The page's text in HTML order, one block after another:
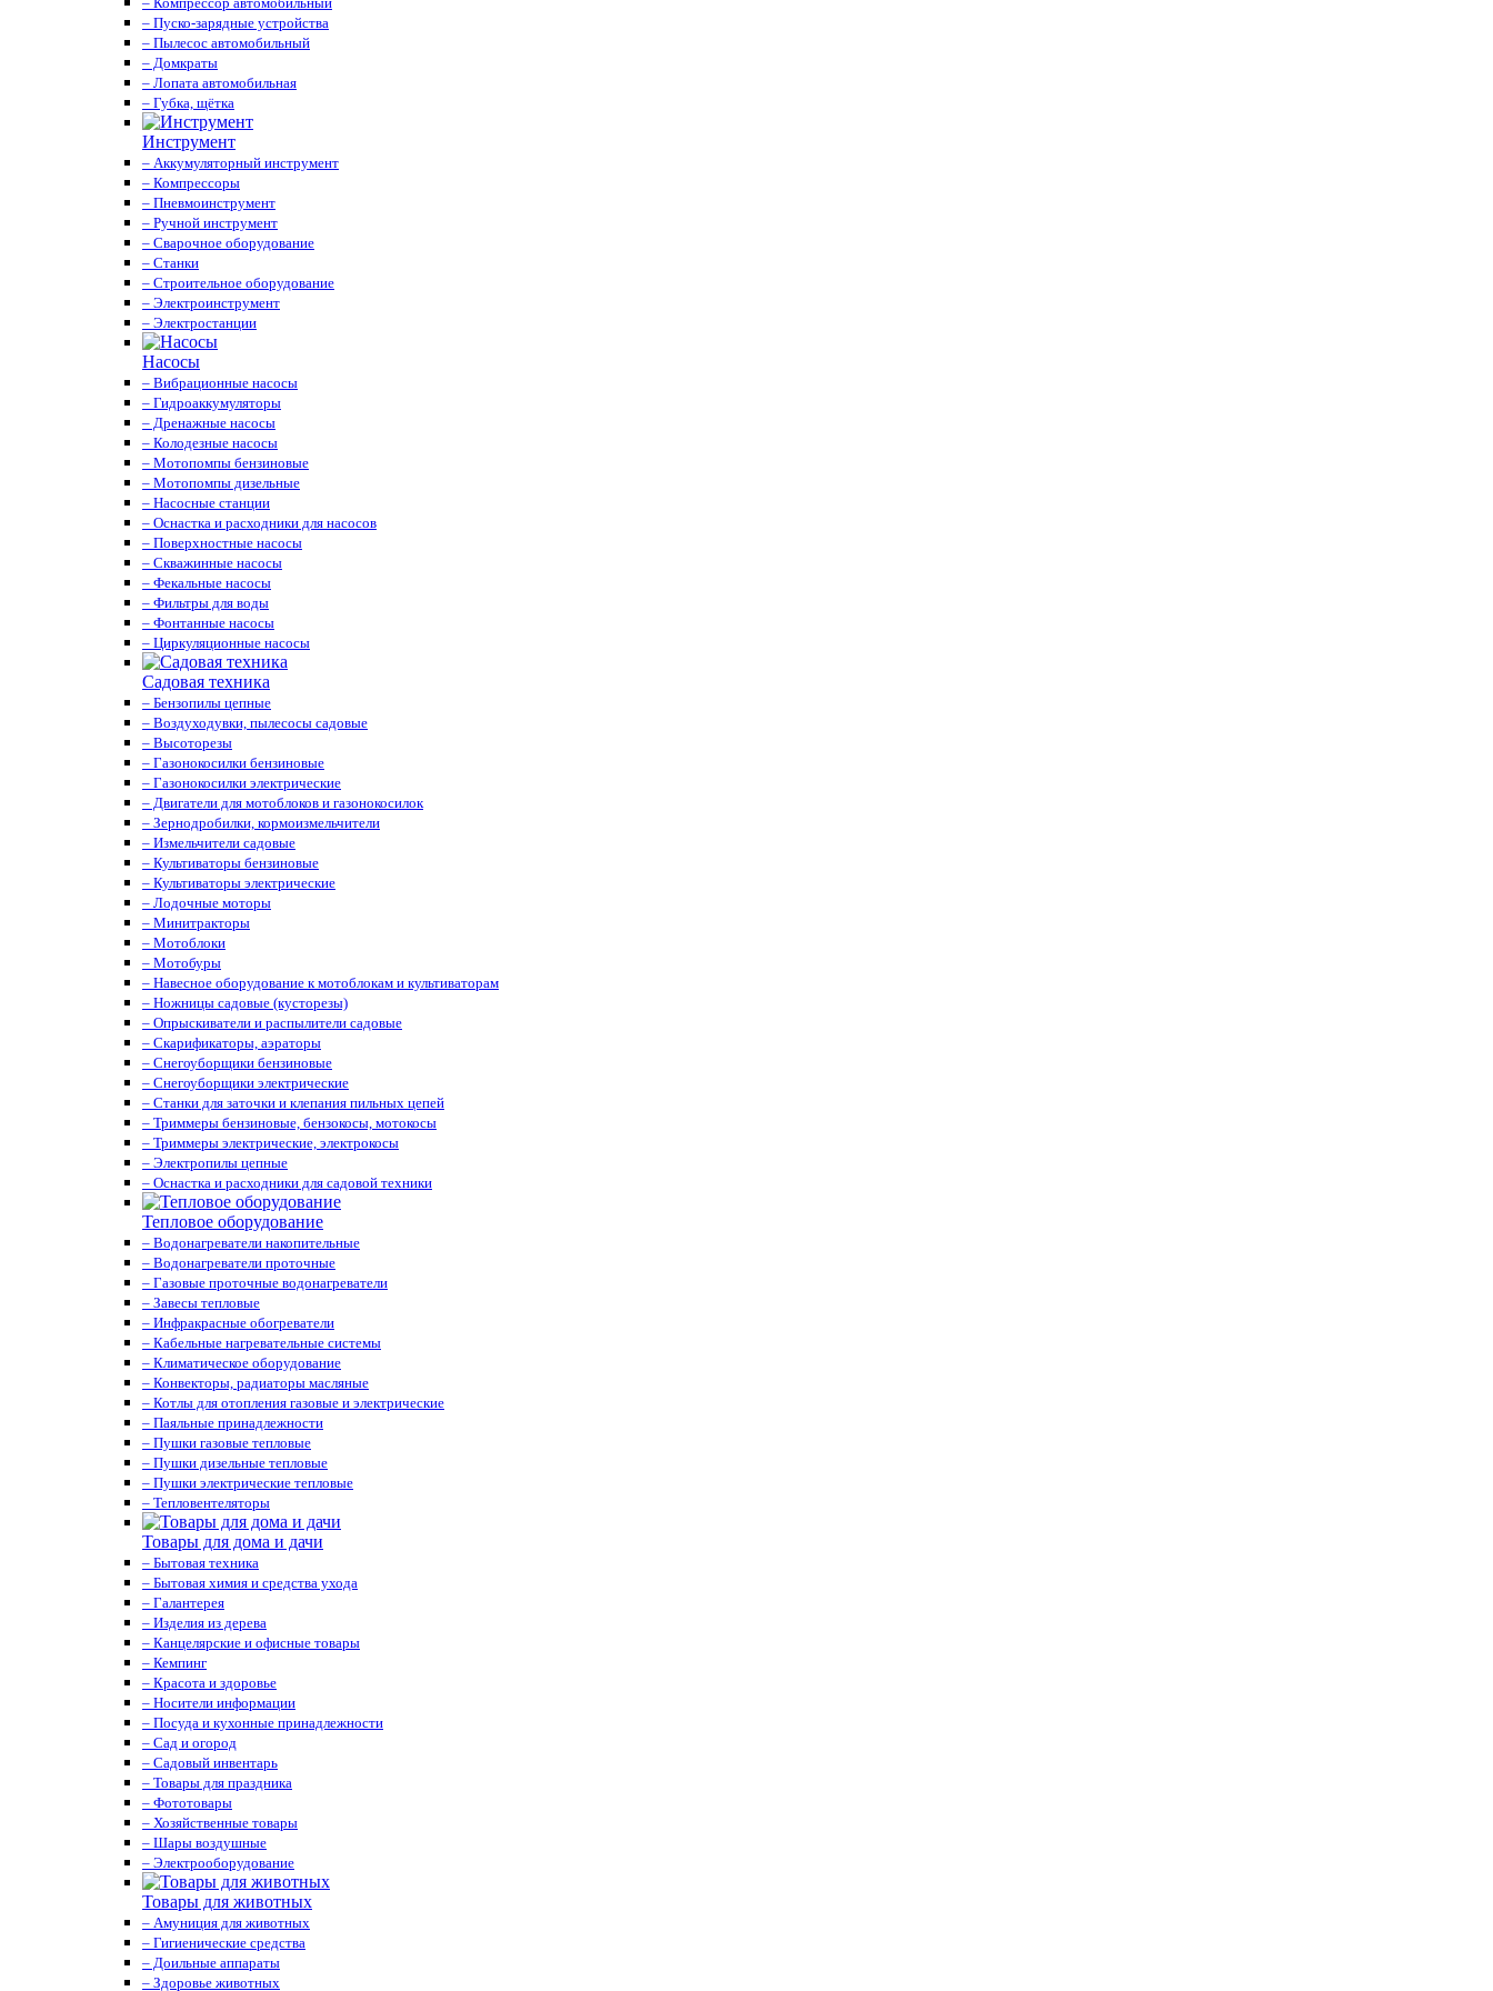
– Пуско-зарядные устройства
– Пылесос автомобильный
– Домкраты
– Лопата автомобильная
– Губка, щётка
Инструмент
– Аккумуляторный инструмент
– Компрессоры
– Пневмоинструмент
– Ручной инструмент
– Сварочное оборудование
– Станки
– Строительное оборудование
– Электроинструмент
– Электростанции
Насосы
– Вибрационные насосы
– Гидроаккумуляторы
– Дренажные насосы
– Колодезные насосы
– Мотопомпы бензиновые
– Мотопомпы дизельные
– Насосные станции
– Оснастка и расходники для насосов
– Поверхностные насосы
– Скважинные насосы
– Фекальные насосы
– Фильтры для воды
– Фонтанные насосы
– Циркуляционные насосы
Садовая техника
– Бензопилы цепные
– Воздуходувки, пылесосы садовые
– Высоторезы
– Газонокосилки бензиновые
– Газонокосилки электрические
– Двигатели для мотоблоков и газонокосилок
– Зернодробилки, кормоизмельчители
– Измельчители садовые
– Культиваторы бензиновые
– Культиваторы электрические
– Лодочные моторы
– Минитракторы
– Мотоблоки
– Мотобуры
– Навесное оборудование к мотоблокам и культиваторам
– Ножницы садовые (кусторезы)
– Опрыскиватели и распылители садовые
– Скарификаторы, аэраторы
– Снегоуборщики бензиновые
– Снегоуборщики электрические
– Станки для заточки и клепания пильных цепей
– Триммеры бензиновые, бензокосы, мотокосы
– Триммеры электрические, электрокосы
– Электропилы цепные
– Оснастка и расходники для садовой техники
Тепловое оборудование
– Водонагреватели накопительные
– Водонагреватели проточные
– Газовые проточные водонагреватели
– Завесы тепловые
– Инфракрасные обогреватели
– Кабельные нагревательные системы
– Климатическое оборудование
– Конвекторы, радиаторы масляные
– Котлы для отопления газовые и электрические
– Паяльные принадлежности
– Пушки газовые тепловые
– Пушки дизельные тепловые
– Пушки электрические тепловые
– Тепловентеляторы
Товары для дома и дачи
– Бытовая техника
– Бытовая химия и средства ухода
– Галантерея
– Изделия из дерева
– Канцелярские и офисные товары
– Кемпинг
– Красота и здоровье
– Носители информации
– Посуда и кухонные принадлежности
– Сад и огород
– Садовый инвентарь
– Товары для праздника
– Фототовары
– Хозяйственные товары
– Шары воздушные
– Электрооборудование
Товары для животных
– Амуниция для животных
– Гигиенические средства
– Доильные аппараты
– Здоровье животных